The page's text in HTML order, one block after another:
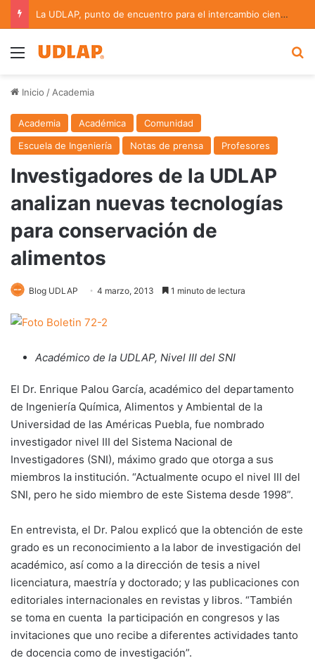
La UDLAP, punto de encuentro para el intercambio científico en bioinformática y redes complejas
Menu
Inicio / Academia
Academia Académica
Comunidad
Escuela de Ingeniería
Notas de prensa Profesores
Investigadores de la UDLAP
analizan nuevas tecnologías
para conservación de
alimentos
Blog UDLAP 4 marzo, 2013 1 minuto de lectura
Académico de la UDLAP, Nivel III del SNI
El Dr. Enrique Palou García, académico del departamento
de Ingeniería Química, Alimentos y Ambiental de la
Universidad de las Américas Puebla, fue nombrado
investigador nivel III del Sistema Nacional de
Investigadores (SNI), máximo grado que otorga a sus
miembros la institución. “Actualmente ocupo el nivel III del
SNI, pero he sido miembro de este Sistema desde 1998”.
En entrevista, el Dr. Palou explicó que la obtención de este
grado es un reconocimiento a la labor de investigación del
académico, así como a la dirección de tesis a nivel
licenciatura, maestría y doctorado; y las publicaciones con
editoriales internacionales en revistas y libros. “También
se toma en cuenta la participación en congresos y las
invitaciones que uno recibe a diferentes actividades tanto
de docencia como de investigación”.